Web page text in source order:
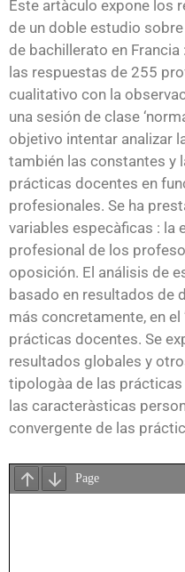
Este artà­culo expone los
de un doble estudio
de bachillerato en
las respuestas de 255
cualitativo con la
una sesión de clase
objetivo intentar analizar
también las constantes y
prácticas docentes en
profesionales. Se ha
variables especà­ficas : la
profesional de los
oposición. El análisis de
basado en resultados de
más concretamente, en el
prácticas docentes. Se
resultados globales y
tipologà­a de las prácticas
las caracterà­sticas
convergente de las